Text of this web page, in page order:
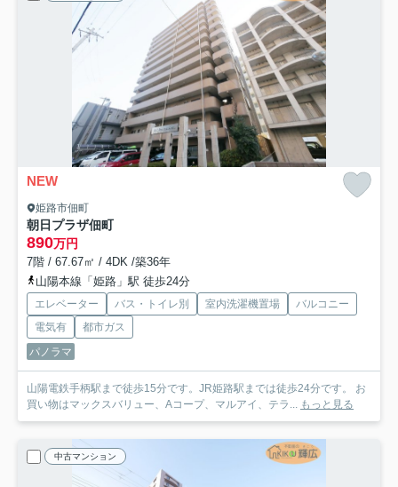
NEW
姫路市佃町
朝日プラザ佃町
890万円
7階 / 67.67㎡ / 4DK /築36年
山陽本線「姫路」駅 徒歩24分
エレベーター バス・トイレ別 室内洗濯機置場
バルコニー
電気有
都市ガス
パノラマ
山陽電鉄手柄駅まで徒歩15分です。JR姫路駅までは徒歩24分です。 お
買い物はマックスバリュー、Aコープ、マルアイ、テラ... もっと見る
中古マンション